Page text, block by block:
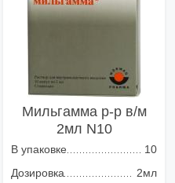
Мильгамма р-р в/м
2мл N10
В упаковке
10
Дозировка
2мл